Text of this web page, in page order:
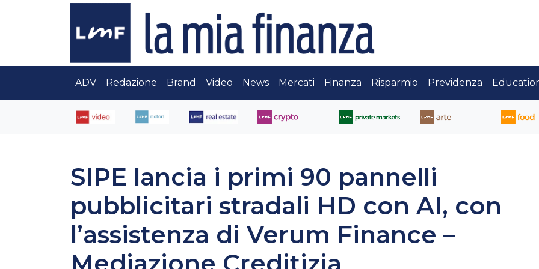
ADV Redazione Brand Video News Mercati Finanza Risparmio Previdenza
SIPE lancia i primi 90 pannelli
pubblicitari stradali HD con AI, con
l’assistenza di Verum Finance –